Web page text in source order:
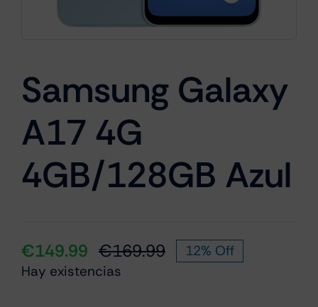
Cámaras
Marcas
Samsung Galaxy
A17 4G
4GB/128GB Azul
€169.99El
€149.99
El 12% Off
Hay existencias